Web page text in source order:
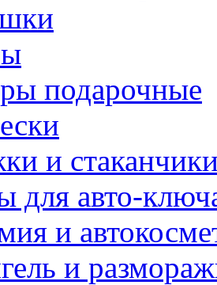
подарочные
и
для авто-
и
и